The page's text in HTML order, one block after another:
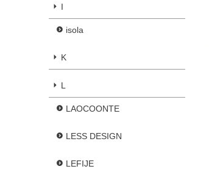
I
isola
K
L
LAOCOONTE
LESS DESIGN
LEFIJE